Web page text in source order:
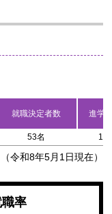
就職決定者数 進学
53名 1名
（令和8年5月1日現在）
率